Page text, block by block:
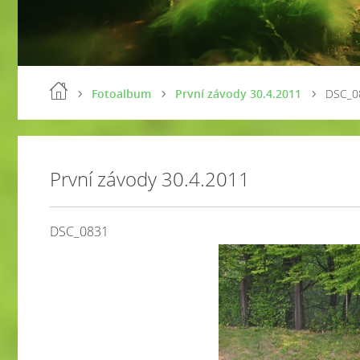
Fotoalbum První závody 30.4.2011
První závody 30.4.2011
DSC_0831